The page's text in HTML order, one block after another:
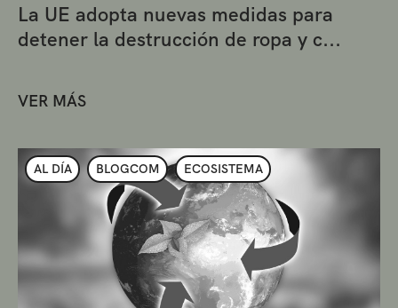
La UE adopta nuevas medidas para
detener la destrucción de ropa y c...
VER MÁS
AL DÍA BLOGCOM ECOSISTEMA